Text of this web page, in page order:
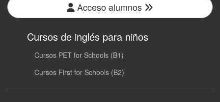
Acceso alumnos
Cursos de inglés para niños
Cursos PET for Schools (B1)
Cursos First for Schools (B2)